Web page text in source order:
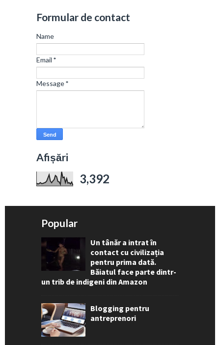
Formular de contact
Name
Email *
Message*
Afișări
3,392
Popular
Un tânăr a intrat în
contact cu civilizația
pentru prima dată.
Băiatul face parte dintr-
un trib de indigeni din Amazon
Blogging pentru
antreprenori